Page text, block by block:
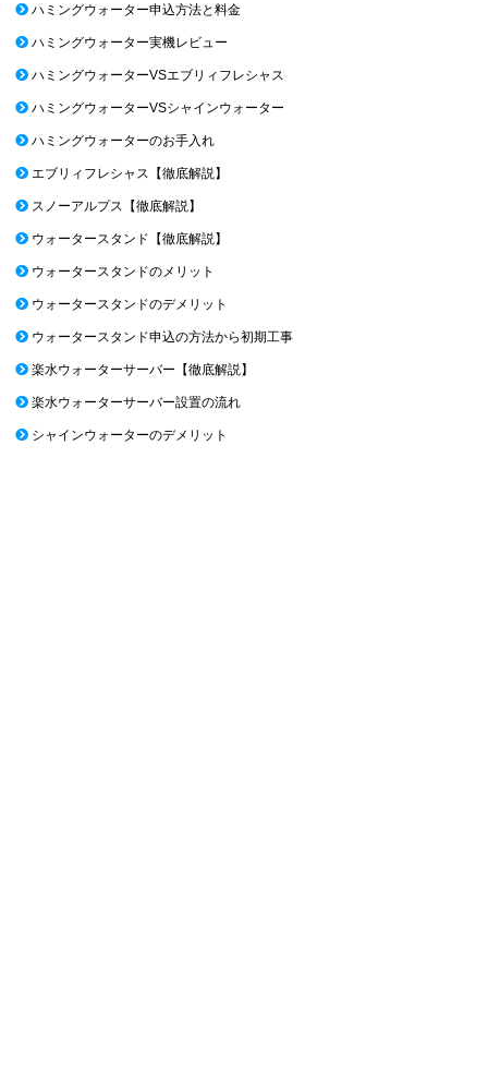
ハミングウォーター申込方法と料金
ハミングウォーター実機レビュー
ハミングウォーターVSエブリィフレシャス
ハミングウォーターVSシャインウォーター
ハミングウォーターのお手入れ
エブリィフレシャス【徹底解説】
スノーアルプス【徹底解説】
ウォータースタンド【徹底解説】
ウォータースタンドのメリット
ウォータースタンドのデメリット
ウォータースタンド申込の方法から初期工事
楽水ウォーターサーバー【徹底解説】
楽水ウォーターサーバー設置の流れ
シャインウォーターのデメリット